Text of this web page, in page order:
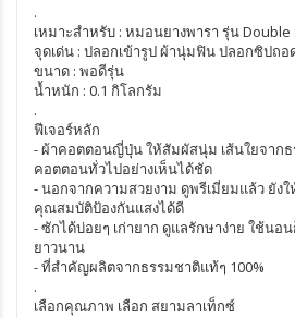
.
เหมาะสำหรับ : หมอนยางพารา รุ่น Double
จุดเด่น : ปลอกเข้ารูป ผ้านุ่มฟิน ปลอกซิปถอ
ขนาด : พอดีรุ่น
น้ำหนัก : 0.1 กิโลกรัม
.
ฟีเจอร์หลัก
- ผ้าคอตตอนญี่ปุ่น ให้สัมผัสนุ่ม เส้นใยจากธ
คอตตอนทั่วไปอย่างเห็นได้ชัด
- นอกจากความสวยงาม ดูพรีเมี่ยมแล้ว ยัง
คุณสมบัติป้องกันแสงได้ดี
- ซักได้บ่อยๆ เก่ายาก ดูแลรักษาง่าย ใช้นอ
ยาวนาน
- ที่สำคัญผลิตจากธรรมชาติแท้ๆ 100%
.
เลือกคุณภาพ เลือก สยามลาเท็กซ์